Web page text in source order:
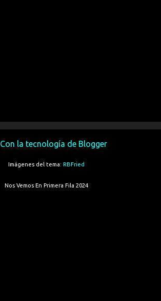
Con la tecnología de Blogger
Imágenes del tema: RBFried
Nos Vemos En Primera Fila 2024